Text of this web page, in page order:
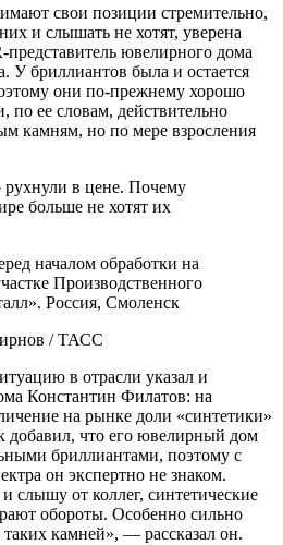
свои позиции стремительно,
и слышать не хотят, уверена
представитель ювелирного дома
У бриллиантов была и остается
они по-прежнему хорошо
ее словам, действительно
камням, но по мере взросления
началом обработки на
Производственного
Россия, Смоленск
/ ТАСС
в отрасли указал и
Константин Филатов: на
на рынке доли «синтетики»
добавил, что его ювелирный дом
бриллиантами, поэтому с
он экспертно не знаком.
слышу от коллег, синтетические
обороты. Особенно сильно
камней», — рассказал он.